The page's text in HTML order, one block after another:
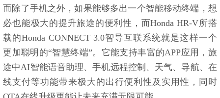
而除了手机之外，如果能够多出一个智能移动终端，想
必也能极大的提升旅途的便利性，而Honda HR-V所搭
载的Honda CONNECT 3.0智导互联系统就是这样一个
更加聪明的“智慧终端”。它能支持丰富的APP应用，旅
途中AI智能语音助理、手机远程控制、天气、导航、在
线支付等功能带来极大的出行便利性及实用性，同时